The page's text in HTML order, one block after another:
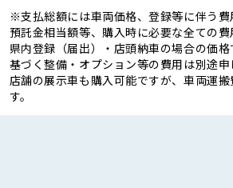
※支払総額には車両価格、登録等に伴う
預託金相当額等、購入時に必要な全ての
県内登録（届出）・店頭納車の場合の価
基づく整備・オプション等の費用は別途
店舗の展示車も購入可能ですが、車両運
す。